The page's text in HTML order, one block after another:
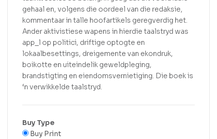
gehaal en, volgens die oordeel van die redaksie,
kommentaar in talle hoofartikels geregverdig het.
Ander aktivistiese wapens in hierdie taalstryd was
app_l op politici, driftige optogte en
lokaalbesettings, dreigemente van ekondruk,
boikotte en uiteindelik geweldpleging,
brandstigting en eiendomsvernietiging. Die boek is
‘n verwikkelde taalstryd.
Buy Type
Buy Print